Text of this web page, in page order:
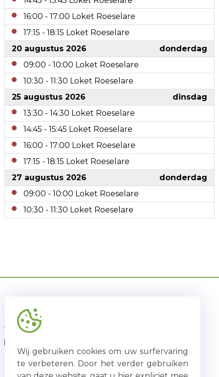
16:00 - 17:00 Loket Roeselare
17:15 - 18:15 Loket Roeselare
20 augustus 2026
donderdag
09:00 - 10:00 Loket Roeselare
10:30 - 11:30 Loket Roeselare
25 augustus 2026
dinsdag
13:30 - 14:30 Loket Roeselare
14:45 - 15:45 Loket Roeselare
16:00 - 17:00 Loket Roeselare
17:15 - 18:15 Loket Roeselare
27 augustus 2026
donderdag
09:00 - 10:00 Loket Roeselare
10:30 - 11:30 Loket Roeselare
CONTACT
0470 11 22 11
EEN INITIATIEF VAN
Wij gebruiken cookies om uw surfervaring
te verbeteren. Door het verder gebruiken